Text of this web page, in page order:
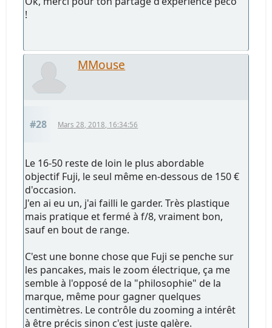
!
MMouse
#28 Mars 28, 2018, 16:34:56
Le 16-50 reste de loin le plus abordable
objectif Fuji, le seul même en-dessous de 150 €
d'occasion.
J'en ai eu un, j'ai failli le garder. Très plastique
mais pratique et fermé à f/8, vraiment bon,
sauf en bout de range.
C'est une bonne chose que Fuji se penche sur
les pancakes, mais le zoom électrique, ça me
semble à l'opposé de la "philosophie" de la
marque, même pour gagner quelques
centimètres. Le contrôle du zooming a intérêt
à être précis sinon c'est juste galère.